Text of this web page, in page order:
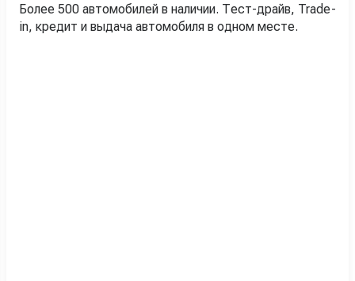
Более 500 автомобилей в наличии. Тест-драйв, Trade-
in, кредит и выдача автомобиля в одном месте.